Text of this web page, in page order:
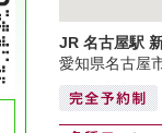
JR 名古屋駅
愛知県名古屋